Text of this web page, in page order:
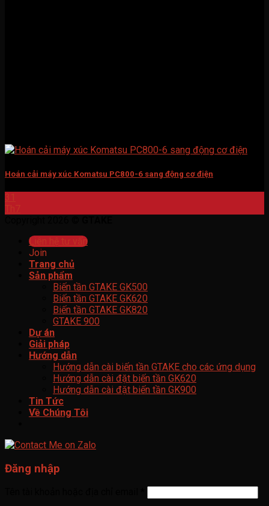
Hoán cải máy xúc Komatsu PC800-6 sang động cơ điện
31
Th7
Liên hệ tư vấn
Join
Trang chủ
Sản phẩm
Biến tần GTAKE GK500
Biến tần GTAKE GK620
Biến tần GTAKE GK820
GTAKE 900
Dự án
Giải pháp
Hướng dẫn
Hướng dẫn cài biến tần GTAKE cho các ứng dụng
Hướng dẫn cài đặt biến tần GK620
Hướng dẫn cài đặt biến tần GK900
Tin Tức
Về Chúng Tôi
Đăng nhập